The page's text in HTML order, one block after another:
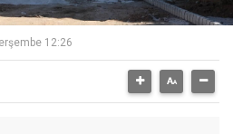
12:26